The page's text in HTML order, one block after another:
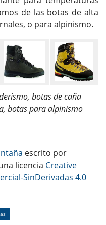
de las botas de alta
o para alpinismo.
botas de caña
botas para alpinismo
escrito por
licencia Creative
SinDerivadas 4.0